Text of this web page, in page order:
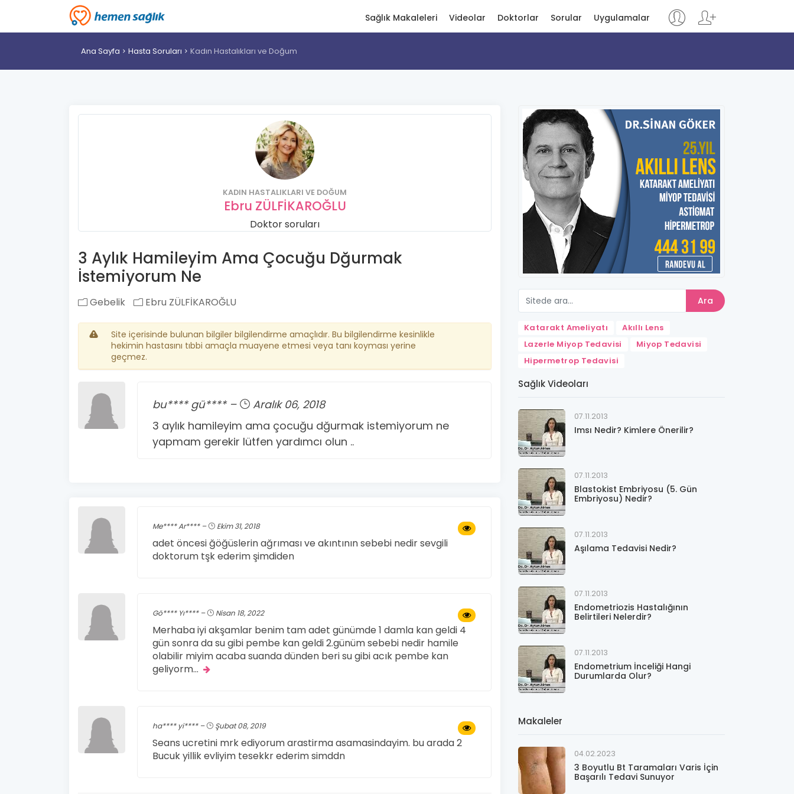
Sağlık Makaleleri Videolar Doktorlar Sorular Uygulamalar
Ana Sayfa Hasta Soruları Kadın Hastalıkları ve Doğum
KADIN HASTALIKLARI VE DOĞUM
Ebru ZÜLFİKAROĞLU
Doktor soruları
3 Aylık Hamileyim Ama Çocuğu Dğurmak
İstemiyorum Ne
Gebelik Ebru ZÜLFİKAROĞLU
Site içerisinde bulunan bilgiler bilgilendirme amaçlıdır. Bu bilgilendirme kesinlikle
hekimin hastasını tıbbi amaçla muayene etmesi veya tanı koyması yerine
geçmez.
bu**** gü**** –
Aralık 06, 2018
3 aylık hamileyim ama çocuğu dğurmak istemiyorum ne
yapmam gerekir lütfen yardımcı olun ..
Me**** Ar**** – Ekim 31, 2018
adet öncesi ğöğüslerin ağrıması ve akıntının sebebi nedir sevgili
doktorum tşk ederim şimdiden
Gö**** Yı**** – Nisan 18, 2022
Merhaba iyi akşamlar benim tam adet günümde 1 damla kan geldi 4
gün sonra da su gibi pembe kan geldi 2.günüm sebebi nedir hamile
olabilir miyim acaba suanda dünden beri su gibi acık pembe kan
geliyorm...
ha**** yi**** – Şubat 08, 2019
Seans ucretini mrk ediyorum arastirma asamasindayim. bu arada 2
Bucuk yillik evliyim tesekkr ederim simddn
Ara
Katarakt Ameliyatı
Akıllı Lens
Lazerle Miyop Tedavisi
Miyop Tedavisi
Hipermetrop Tedavisi
Sağlık Videoları
07.11.2013
Imsı Nedir? Kimlere Önerilir?
07.11.2013
Blastokist Embriyosu (5. Gün
Embriyosu) Nedir?
07.11.2013
Aşılama Tedavisi Nedir?
07.11.2013
Endometriozis Hastalığının
Belirtileri Nelerdir?
07.11.2013
Endometrium İnceliği Hangi
Durumlarda Olur?
Makaleler
04.02.2023
3 Boyutlu Bt Taramaları Varis İçin
Başarılı Tedavi Sunuyor